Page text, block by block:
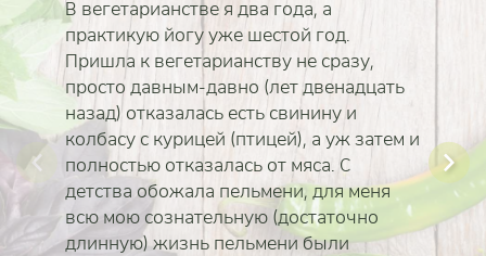
В вегетарианстве я два года, а
практикую йогу уже шестой год.
Пришла к вегетарианству не сразу,
просто давным-давно (лет двенадцать
назад) отказалась есть свинину и
колбасу с курицей (птицей), а уж затем и
полностью отказалась от мяса. С
детства обожала пельмени, для меня
всю мою сознательную (достаточно
длинную) жизнь пельмени были